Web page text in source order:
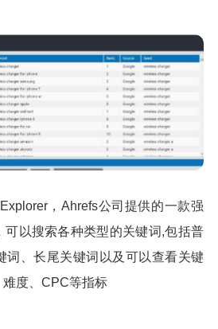
，Ahrefs公司提供的一款强
可以搜索各种类型的关键词,包括普
词、长尾关键词以及可以查看关键
度、CPC等指标